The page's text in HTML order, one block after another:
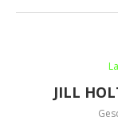
JILL